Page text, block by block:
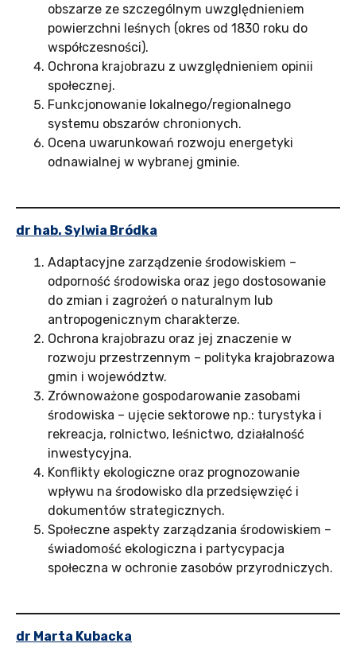
obszarze ze szczególnym uwzględnieniem
powierzchni leśnych (okres od 1830 roku do
współczesności).
Ochrona krajobrazu z uwzględnieniem opinii
społecznej.
Funkcjonowanie lokalnego/regionalnego
systemu obszarów chronionych.
Ocena uwarunkowań rozwoju energetyki
odnawialnej w wybranej gminie.
dr hab. Sylwia Bródka
Adaptacyjne zarządzenie środowiskiem –
odporność środowiska oraz jego dostosowanie
do zmian i zagrożeń o naturalnym lub
antropogenicznym charakterze.
Ochrona krajobrazu oraz jej znaczenie w
rozwoju przestrzennym – polityka krajobrazowa
gmin i województw.
Zrównoważone gospodarowanie zasobami
środowiska – ujęcie sektorowe np.: turystyka i
rekreacja, rolnictwo, leśnictwo, działalność
inwestycyjna.
Konflikty ekologiczne oraz prognozowanie
wpływu na środowisko dla przedsięwzięć i
dokumentów strategicznych.
Społeczne aspekty zarządzania środowiskiem –
świadomość ekologiczna i partycypacja
społeczna w ochronie zasobów przyrodniczych.
dr Marta Kubacka